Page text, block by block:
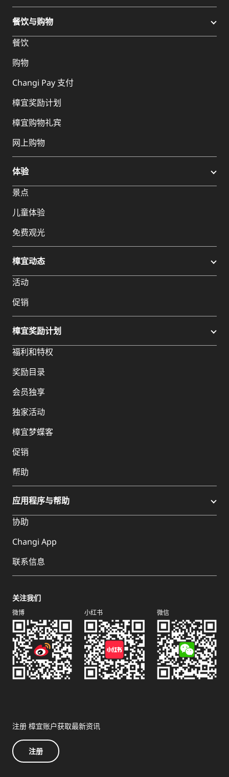
餐饮与购物
餐饮
购物
Changi Pay 支付
樟宜奖励计划
樟宜购物礼宾
网上购物
体验
景点
儿童体验
免费观光
樟宜动态
活动
促销
樟宜奖励计划
福利和特权
奖励目录
会员独享
独家活动
樟宜梦蝶客
促销
帮助
应用程序与帮助
协助
Changi App
联系信息
关注我们
微博 小红书 微信
注册 樟宜账户获取最新资讯
注册